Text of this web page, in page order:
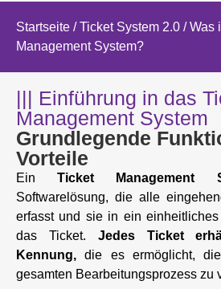
Startseite / Ticket System 2.0 / Was
Management System?
||| Einführung in das
Management System
Grundlegende
Vorteile
EinTicket Management
Softwarelösung, die alle
erfasst und sie in ein
das Ticket. Jedes Ticket
Kennung, die es ermöglicht,
gesamten Bearbeitungsprozess zu